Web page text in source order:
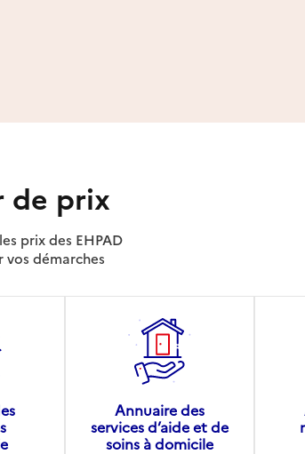
de prix
prix des EHPAD
démarches
Annuaire des
services d’aide et de
soins à domicile